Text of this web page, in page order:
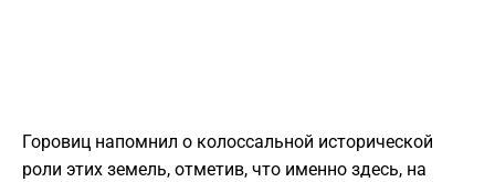
​Горовиц напомнил о колоссальной исторической
роли этих земель, отметив, что именно здесь, на